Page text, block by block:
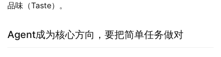
品味（Taste）。
Agent成为核心方向，要把简单任务做对